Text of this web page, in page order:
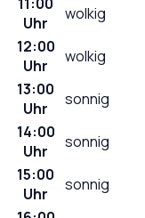
Uhr
wolkig
12:00
Uhr
wolkig
13:00
Uhr
sonnig
14:00
Uhr
sonnig
15:00
Uhr
sonnig